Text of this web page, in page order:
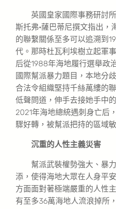
英國皇家國際事務研討
斯托弗·薩巴蒂尼撰文指出，
的聯繫關係至多可以追溯到
代。那時杜瓦利埃樹立起軍
后從1988年海地履行選舉政
國際幫派暴力題目，本地分
合法令組織堅持千絲萬縷的
低聲問道，伸手去接她手中
2021年海地總統遇刺身亡后
驟好轉，被幫派把持的區域
沉重的人性主義災害
幫派武裝權勢強大、暴
添，使得海地大眾在人身平
方面面對著極端嚴重的人性
有至多36萬海地人流浪掉所